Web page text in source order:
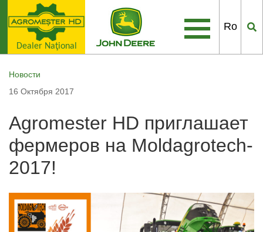
Dealer Naţional
Ro
Новости
16 Октября 2017
Agromester HD приглашает
фермеров на Moldagrotech-
2017!